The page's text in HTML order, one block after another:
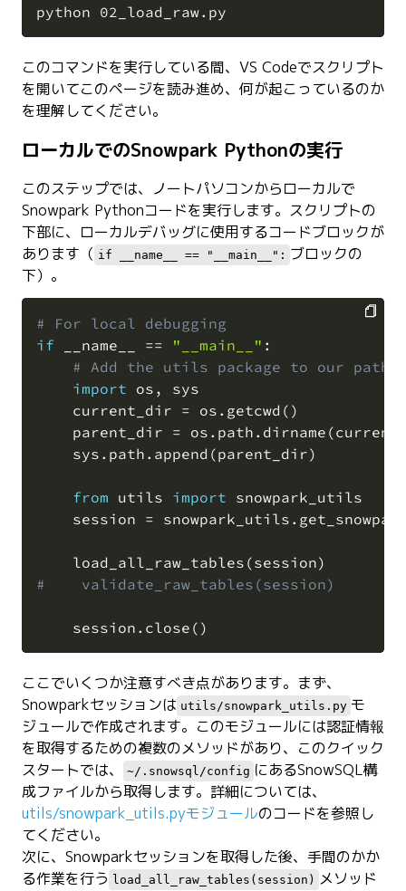
このコマンドを実行している間、VS Codeでスクリプト
を開いてこのページを読み進め、何が起こっているのか
を理解してください。
ローカルでのSnowpark Pythonの実行
このステップでは、ノートパソコンからローカルで
Snowpark Pythonコードを実行します。スクリプトの
下部に、ローカルデバッグに使用するコードブロックが
あります（ if __name__ == "__main__": ブロックの
下）。
# For local debugging
if __name__ == "__main__" :
# Add the utils package to our path
import os ,
sys
    current_dir
= os . getcwd ( )
    parent_dir
= os . path . dirname (
    sys
. path . append (parent_dir)
from utils import snowpark_utils
    session
= snowpark_utils .
    load_all_raw_tables
(session)
#    validate_raw_tables(session)
    session
. close ( )
ここでいくつか注意すべき点があります。まず、
Snowparkセッションは utils/snowpark_utils.py モ
ジュールで作成されます。このモジュールには認証情報
を取得するための複数のメソッドがあり、このクイック
スタートでは、
~/.snowsql/config にあるSnowSQL構
成ファイルから取得します。詳細については、
utils/snowpark_utils.pyモジュールのコードを参照し
てください。
次に、Snowparkセッションを取得した後、手間のかか
る作業を行う load_all_raw_tables(session) メソッド